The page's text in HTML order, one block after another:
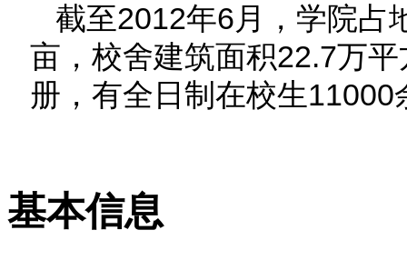
截至2012年6月，学院占
亩，校舍建筑面积22.7万
册，有全日制在校生
基本信息